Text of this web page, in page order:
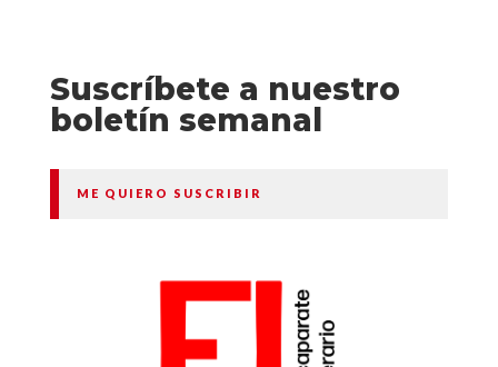
Suscríbete a nuestro
boletín semanal
ME QUIERO SUSCRIBIR